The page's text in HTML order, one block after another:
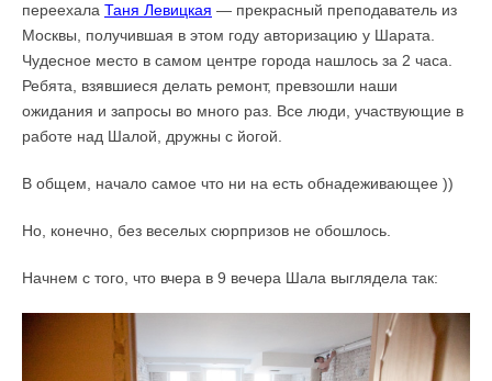
переехала Таня Левицкая — прекрасный преподаватель из
Москвы, получившая в этом году авторизацию у Шарата.
Чудесное место в самом центре города нашлось за 2 часа.
Ребята, взявшиеся делать ремонт, превзошли наши
ожидания и запросы во много раз. Все люди, участвующие в
работе над Шалой, дружны с йогой.
В общем, начало самое что ни на есть обнадеживающее ))
Но, конечно, без веселых сюрпризов не обошлось.
Начнем с того, что вчера в 9 вечера Шала выглядела так: